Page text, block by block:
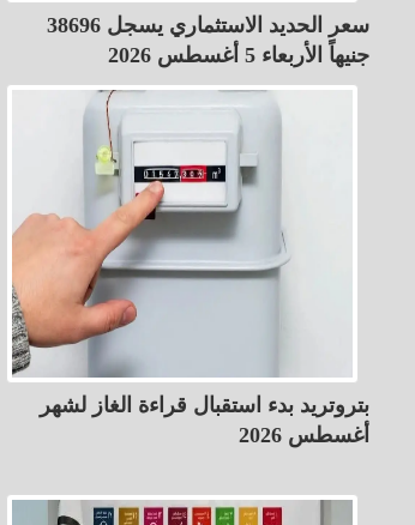
سعر الحديد الاستثماري يسجل 38696
جنيهاً الأربعاء 5 أغسطس 2026
بتروتريد بدء استقبال قراءة الغاز لشهر
أغسطس 2026